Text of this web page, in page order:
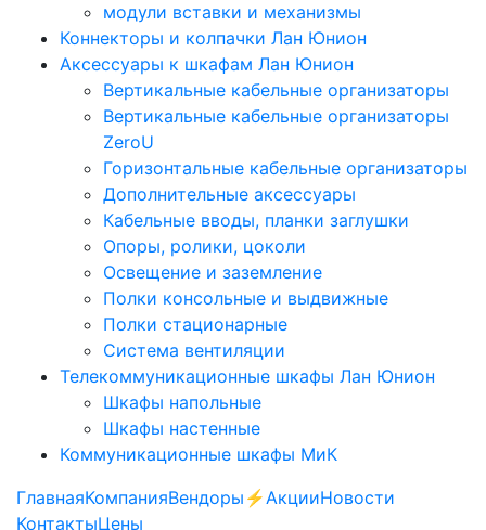
модули вставки и механизмы
Коннекторы и колпачки Лан Юнион
Аксессуары к шкафам Лан Юнион
Вертикальные кабельные организаторы
Вертикальные кабельные организаторы
ZeroU
Горизонтальные кабельные организаторы
Дополнительные аксессуары
Кабельные вводы, планки заглушки
Опоры, ролики, цоколи
Освещение и заземление
Полки консольные и выдвижные
Полки стационарные
Система вентиляции
Телекоммуникационные шкафы Лан Юнион
Шкафы напольные
Шкафы настенные
Коммуникационные шкафы МиК
ГлавнаяКомпанияВендоры ⚡️АкцииНовости
КонтактыЦены